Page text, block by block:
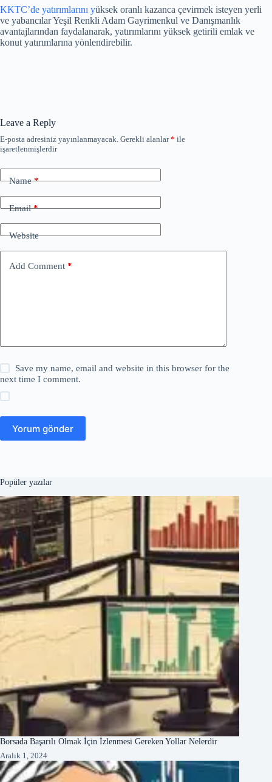
KKTC’de yatırımlarını yüksek oranlı kazanca çevirmek isteyen yerli
ve yabancılar Yeşil Renkli Adam Gayrimenkul ve Danışmanlık
avantajlarından faydalanarak, yatırımlarını yüksek getirili emlak ve
konut yatırımlarına yönlendirebilir.
Leave a Reply
E-posta adresiniz yayınlanmayacak. Gerekli alanlar* ile
işaretlenmişlerdir
Name*
Email*
Website
Add Comment *
Save my name, email and website in this browser for the
next time I comment.
Yorum gönder
Popüler yazılar
Borsada Başarılı Olmak İçin İzlenmesi Gereken Yollar Nelerdir
Aralık 1, 2024